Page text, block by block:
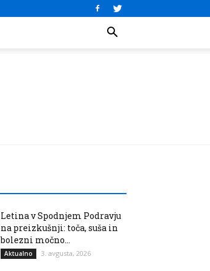
Letina v Spodnjem Podravju
na preizkušnji: toča, suša in
bolezni močno...
Aktualno 3. avgusta, 2026